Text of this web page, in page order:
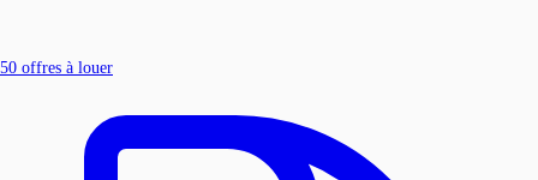
50 offres à louer